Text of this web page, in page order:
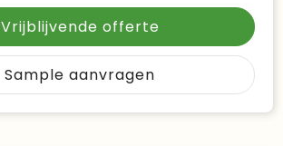
Vrijblijvende offerte
Sample aanvragen